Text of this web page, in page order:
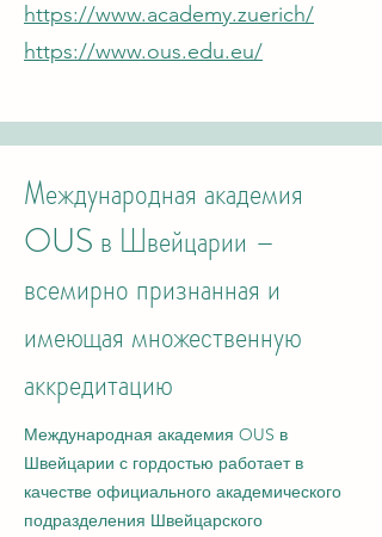
https://www.academy.zuerich/
https://www.ous.edu.eu/
Международная академия
OUS в Швейцарии –
всемирно признанная и
имеющая множественную
аккредитацию
Международная академия OUS в
Швейцарии с гордостью работает в
качестве официального академического
подразделения Швейцарского